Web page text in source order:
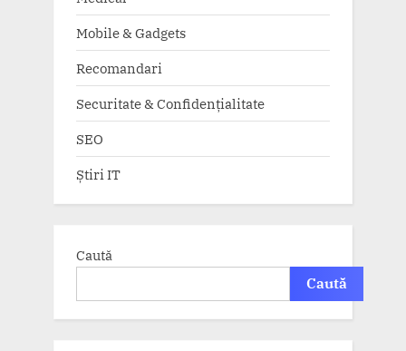
Mobile & Gadgets
Recomandari
Securitate & Confidențialitate
SEO
Știri IT
Caută
Caută